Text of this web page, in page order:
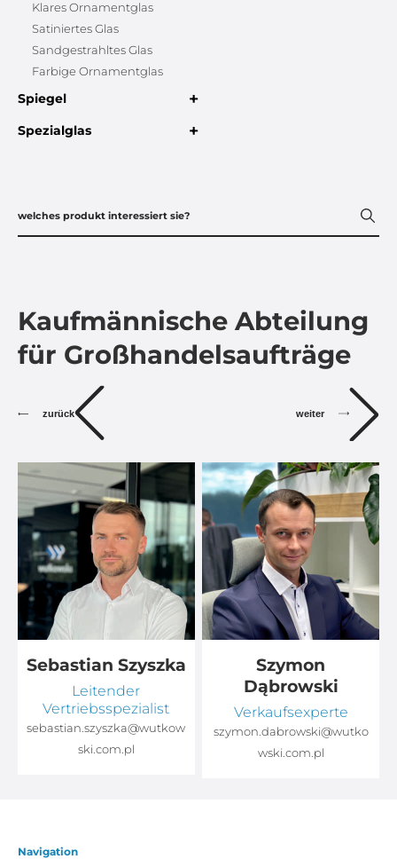
Klares Ornamentglas
Satiniertes Glas
Sandgestrahltes Glas
Farbige Ornamentglas
Spiegel +
Spezialglas +
Kaufmännische Abteilung
für Großhandelsaufträge
zurück weiter
Sebastian Szyszka
Leitender
Vertriebsspezialist
sebastian.szyszka@wutkow
ski.com.pl
Szymon
Dąbrowski
Verkaufsexperte
szymon.dabrowski@wutko
wski.com.pl
Navigation